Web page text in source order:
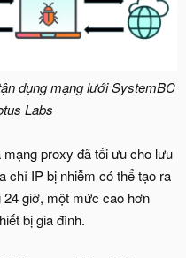
dụng mạng lưới SystemBC
Labs
proxy đã tối ưu cho lưu
chỉ IP bị nhiễm có thể tạo ra
24 giờ, một mức cao hơn
bị gia đình.